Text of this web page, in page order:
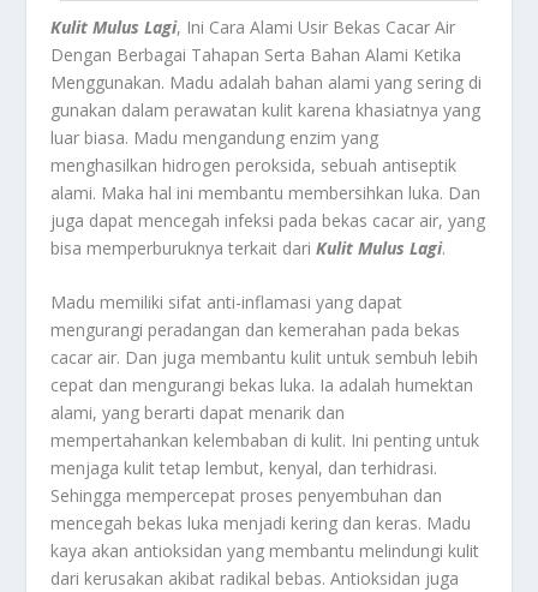
Kulit Mulus Lagi, Ini Cara Alami Usir Bekas Cacar Air
Dengan Berbagai Tahapan Serta Bahan Alami Ketika
Menggunakan. Madu adalah bahan alami yang sering di
gunakan dalam perawatan kulit karena khasiatnya yang
luar biasa. Madu mengandung enzim yang
menghasilkan hidrogen peroksida, sebuah antiseptik
alami. Maka hal ini membantu membersihkan luka. Dan
juga dapat mencegah infeksi pada bekas cacar air, yang
bisa memperburuknya terkait dariKulit Mulus Lagi.
Madu memiliki sifat anti-inflamasi yang dapat
mengurangi peradangan dan kemerahan pada bekas
cacar air. Dan juga membantu kulit untuk sembuh lebih
cepat dan mengurangi bekas luka. Ia adalah humektan
alami, yang berarti dapat menarik dan
mempertahankan kelembaban di kulit. Ini penting untuk
menjaga kulit tetap lembut, kenyal, dan terhidrasi.
Sehingga mempercepat proses penyembuhan dan
mencegah bekas luka menjadi kering dan keras. Madu
kaya akan antioksidan yang membantu melindungi kulit
dari kerusakan akibat radikal bebas. Antioksidan juga